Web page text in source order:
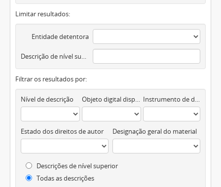
Limitar resultados:
Entidade detentora
Descrição de nível superior
Filtrar os resultados por:
Nível de descrição Objeto digital disponível Instrumento de descrição documental
Estado dos direitos de autor Designação geral do material
Descrições de nível superior
Todas as descrições